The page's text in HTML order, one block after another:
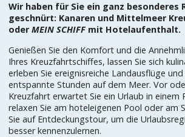
Wissen
Suche
Wir haben für Sie ein ganz besonderes
geschnürt: Kanaren und Mittelmeer
oderMEIN SCHIFFmit Hotelaufenthalt.
Genießen Sie den Komfort und die
Ihres Kreuzfahrtschiffes, lassen Sie sich
erleben Sie ereignisreiche Landausflüge
entspannte Stunden auf dem Meer. Vor
Kreuzfahrt erwartet Sie ein Urlaub in einem
relaxen Sie am hoteleigenen Pool oder am
Sie auf Entdeckungstour, um die
besser kennenzulernen.